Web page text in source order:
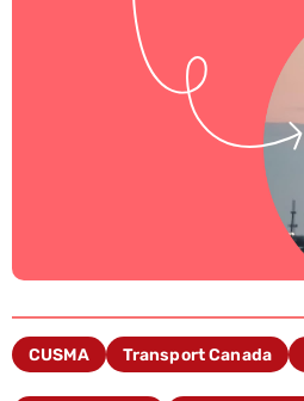
CUSMA Transport Canada